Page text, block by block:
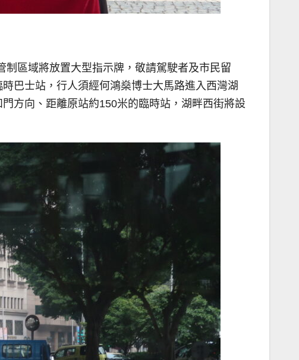
區域將放置大型指示牌，敬請駕駛者及市民留
巴士站，行人須經何鴻燊博士大馬路進入西灣湖
方向、距離原站約150米的臨時站，湖畔西街將設